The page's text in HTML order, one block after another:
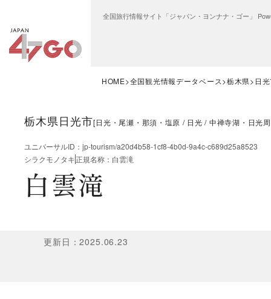
全国旅行情報サイト「ジャパン・ヨンナナ・ゴー」
HOME 全国観光情報データベース 栃木県 日
栃木県日光市[日光・尾瀬・那須・塩原 日光 中禅寺湖・日光
ユニバーサルID ： jp-tourism/a20d4b58-1cf8-4b0d-9a4c-c689d25a8523
シラクモノタキ正規名称 ： 白雲滝
白雲滝
更新日 ：2025.06.23